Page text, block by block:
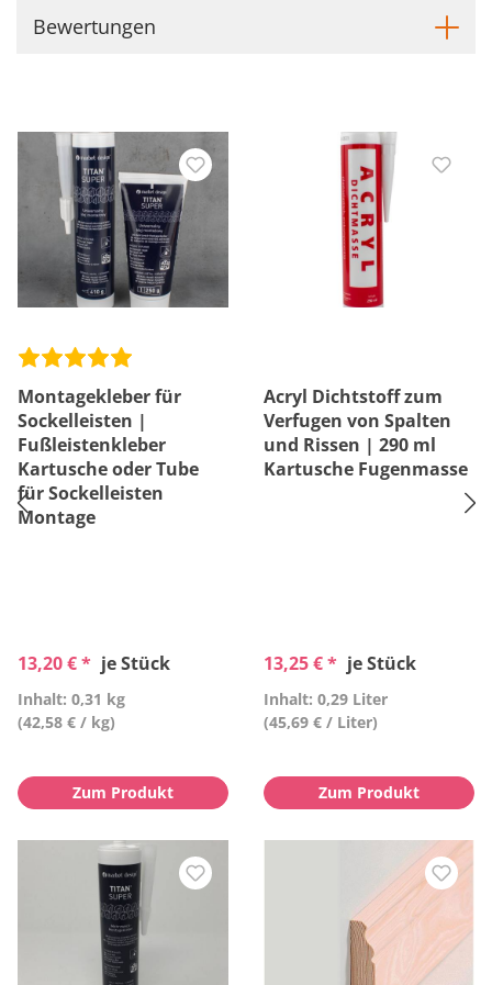
Bewertungen
Montagekleber für
Sockelleisten |
Fußleistenkleber
Kartusche oder Tube
für Sockelleisten
Montage
13,20 € * je Stück
Inhalt: 0,31 kg
(42,58 € / kg)
Zum Produkt
Acryl Dichtstoff zum
Verfugen von Spalten
und Rissen | 290 ml
Kartusche Fugenmasse
13,25 € * je Stück
Inhalt: 0,29 Liter
(45,69 € / Liter)
Zum Produkt